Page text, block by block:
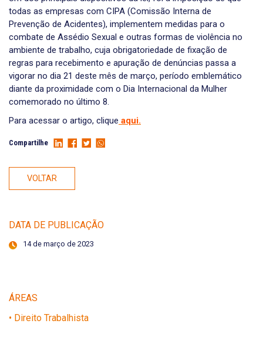
todas as empresas com CIPA (Comissão Interna de
Prevenção de Acidentes), implementem medidas para o
combate de Assédio Sexual e outras formas de violência no
ambiente de trabalho, cuja obrigatoriedade de fixação de
regras para recebimento e apuração de denúncias passa a
vigorar no dia 21 deste mês de março, período emblemático
diante da proximidade com o Dia Internacional da Mulher
comemorado no último 8.
Para acessar o artigo, clique aqui.
Compartilhe
VOLTAR
DATA DE PUBLICAÇÃO
14 de março de 2023
ÁREAS
• Direito Trabalhista